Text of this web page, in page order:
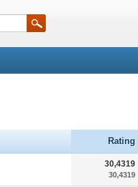
Rating
30,4319
30,4319